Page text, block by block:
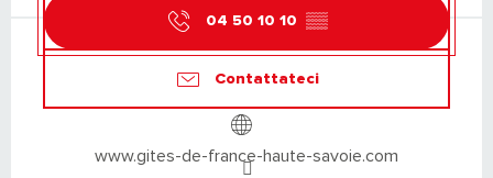
04 50 10 10 ▒▒
Contattateci
www.gites-de-france-haute-savoie.com